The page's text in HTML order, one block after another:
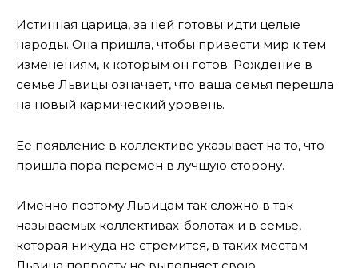
Истинная царица, за ней готовы идти целые
народы. Она пришла, чтобы привести мир к тем
изменениям, к которым он готов. Рождение в
семье Львицы означает, что ваша семья перешла
на новый кармический уровень.
Ее появление в коллективе указывает на то, что
пришла пора перемен в лучшую сторону.
Именно поэтому Львицам так сложно в так
называемых коллективах-болотах и в семье,
которая никуда не стремится, в таких местам